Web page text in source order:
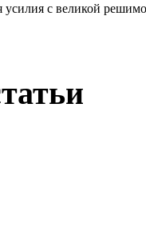
усилия с великой